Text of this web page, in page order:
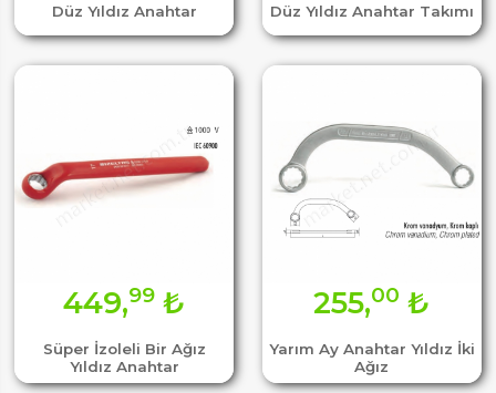
Düz Yıldız Anahtar Düz Yıldız Anahtar Takımı
Süper İzoleli Bir Ağız
Yıldız Anahtar
449,99 ₺
Yarım Ay Anahtar Yıldız İki
Ağız
255,00 ₺